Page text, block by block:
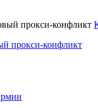
прокси-конфликт